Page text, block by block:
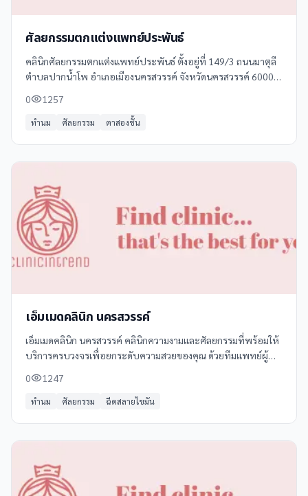
ศัลยกรรมตกแต่งแพทย์ประพันธ์
คลินิกศัลยกรรมตกแต่งแพทย์ประพันธ์ ตั้งอยู่ที่ 149/3 ถนนมาตุลี
ตำบลปากน้ำโพ อำเภอเมืองนครสวรรค์ จังหวัดนครสวรรค์ 60000
แพทย์ผู้เชี่ยวชาญ
0 1257
ทำนม ศัลยกรรม ตาสองชั้น
เอ็มเมดคลินิก นครสวรรค์
เอ็มเมดคลินิก นครสวรรค์ คลินิกความงามและศัลยกรรมที่พร้อมให้
บริการครบวงจรเพื่อยกระดับความสวยของคุณ ด้วยทีมแพทย์ผู้
ความงามหลากหลายรูปแบบ
0 1247
ทำนม ศัลยกรรม ฉีดสลายไขมัน